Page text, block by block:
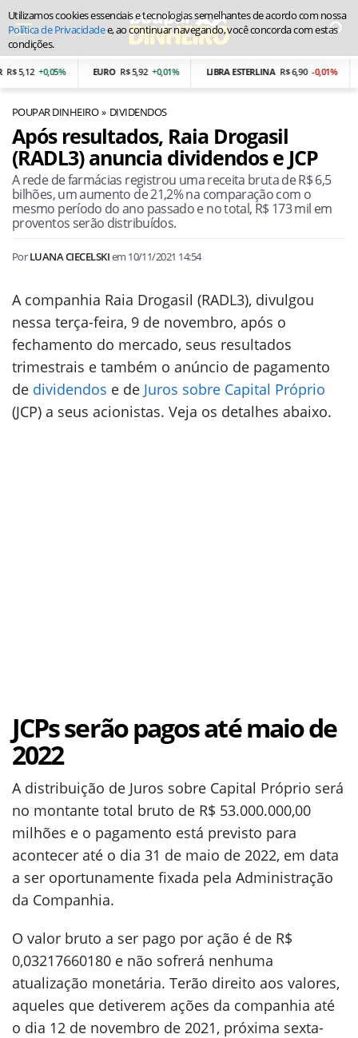
5,12 +0,05% EURO R$ 5,92 +0,01% LIBRA ESTERLINA R$ 6,90 -0,01%
POUPAR DINHEIRO DIVIDENDOS
Após resultados, Raia Drogasil
(RADL3) anuncia dividendos e JCP
A rede de farmácias registrou uma receita bruta de R$ 6,5
bilhões, um aumento de 21,2% na comparação com o
mesmo período do ano passado e no total, R$ 173 mil em
proventos serão distribuídos.
PorLUANA CIECELSKIem 10/11/2021 14:54
A companhia Raia Drogasil (RADL3), divulgou
nessa terça-feira, 9 de novembro, após o
fechamento do mercado, seus resultados
trimestrais e também o anúncio de pagamento
de dividendos e de Juros sobre Capital Próprio
(JCP) a seus acionistas. Veja os detalhes abaixo.
JCPs serão pagos até maio de
2022
A distribuição de Juros sobre Capital Próprio será
no montante total bruto de R$ 53.000.000,00
milhões e o pagamento está previsto para
acontecer até o dia 31 de maio de 2022, em data
a ser oportunamente fixada pela Administração
da Companhia.
O valor bruto a ser pago por ação é de R$
0,03217660180 e não sofrerá nenhuma
atualização monetária. Terão direito aos valores,
aqueles que detiverem ações da companhia até
o dia 12 de novembro de 2021, próxima sexta-
Utilizamos cookies essenciais e tecnologias semelhantes de acordo com nossa
Política de Privacidadee, ao continuar navegando, você concorda com estas
condições.